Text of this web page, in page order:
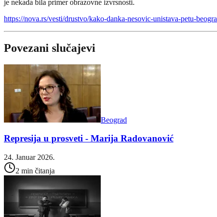
je nekada bila primer obrazovne izvrsnosti.
https://nova.rs/vesti/drustvo/kako-danka-nesovic-unistava-petu-
Povezani slučajevi
Beograd
Represija u prosveti - Marija Radovanović
24. Januar 2026.
2 min čitanja